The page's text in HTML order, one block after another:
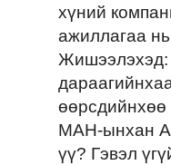
хүний
ажиллагаа
Жишээлэхэд:
өөрсдийнхөө
МАН-ынхан
үү? Гэвэл